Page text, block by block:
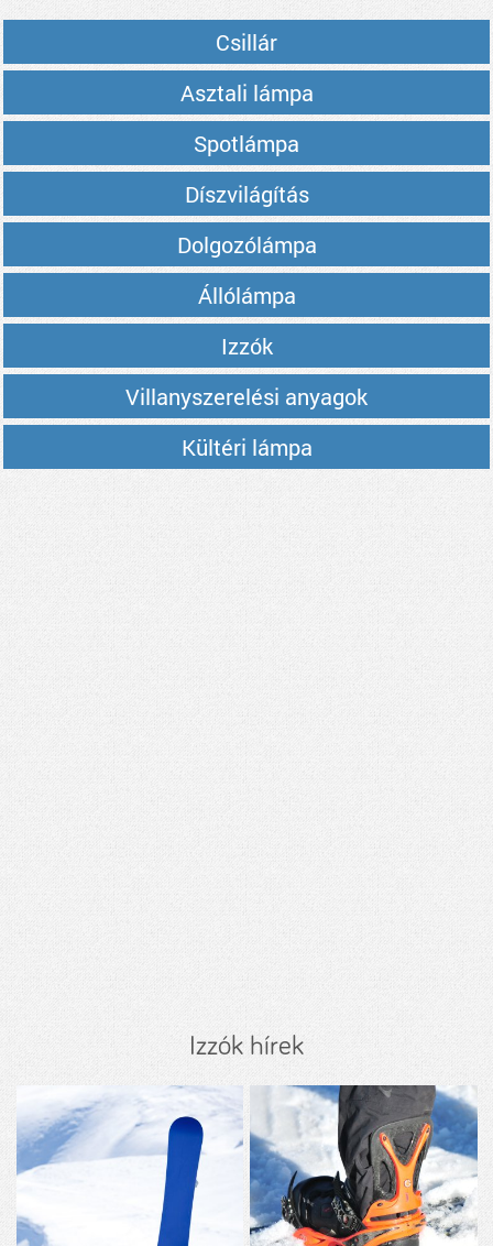
Csillár
Asztali lámpa
Spotlámpa
Díszvilágítás
Dolgozólámpa
Állólámpa
Izzók
Villanyszerelési anyagok
Kültéri lámpa
Izzók hírek